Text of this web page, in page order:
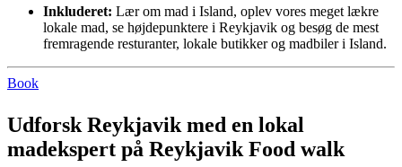
Inkluderet: Lær om mad i Island, oplev vores meget lækre
lokale mad, se højdepunktere i Reykjavik og besøg de mest
fremragende resturanter, lokale butikker og madbiler i Island.
Book
Udforsk Reykjavik med en lokal
madekspert på Reykjavik Food walk